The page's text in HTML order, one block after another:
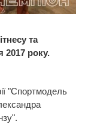
та
2017 року.
"Спортмодель